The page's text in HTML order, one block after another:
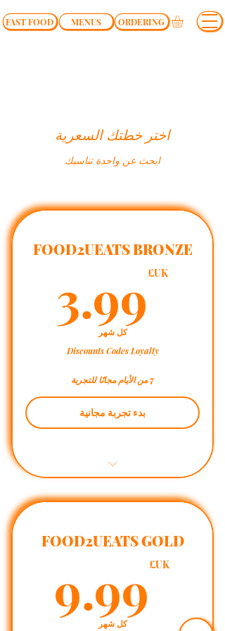
FAST FOOD MENUS ORDERING
اختر خطتك السعرية
ابحث عن واحدة تناسبك
FOOD2UEATS BRONZE
UK£
3.99
كل شهر
Discounts Codes Loyalty
7 من الأيام مجانًا للتجربة
بدء تجربة مجانية
Weekly Savings
Blog Access
FOOD2UEATS GOLD
UK£
9.99
كل شهر